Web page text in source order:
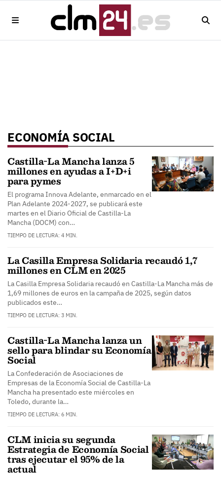
ECONOMÍA SOCIAL
Castilla-La Mancha lanza 5
millones en ayudas a I+D+i
para pymes
El programa Innova Adelante, enmarcado en el
Plan Adelante 2024-2027, se publicará este
martes en el Diario Oficial de Castilla-La
Mancha (DOCM) con…
TIEMPO DE LECTURA: 4 MIN.
La Casilla Empresa Solidaria recaudó 1,7
millones en CLM en 2025
La Casilla Empresa Solidaria recaudó en Castilla-La Mancha más de
1,69 millones de euros en la campaña de 2025, según datos
publicados este…
TIEMPO DE LECTURA: 3 MIN.
Castilla-La Mancha lanza un
sello para blindar su Economía
Social
La Confederación de Asociaciones de
Empresas de la Economía Social de Castilla-La
Mancha ha presentado este miércoles en
Toledo, durante la…
TIEMPO DE LECTURA: 6 MIN.
CLM inicia su segunda
Estrategia de Economía Social
tras ejecutar el 95% de la
actual